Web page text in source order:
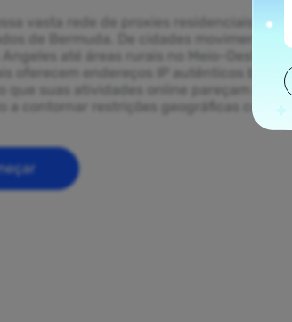
vasta rede de proxies residenciais
de Bermuda. De cidades
Angeles até áreas rurais no Meio-Oeste,
oferecem endereços IP autênticos
que suas atividades online pareçam
a contornar restrições geográficas com